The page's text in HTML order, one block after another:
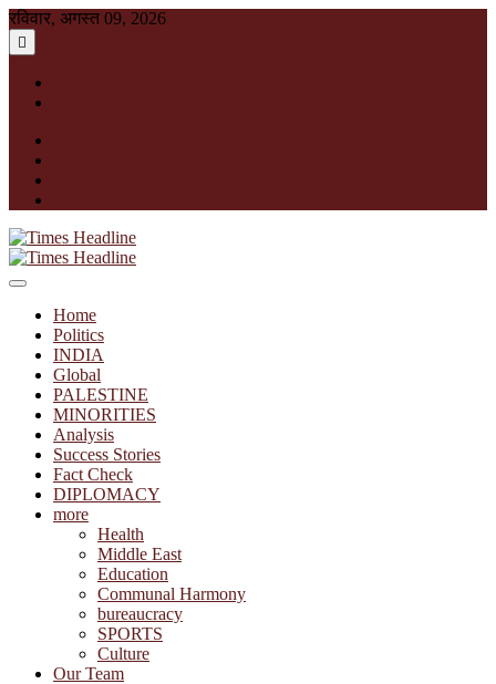
Skip
to
content
रविवार, अगस्त 09, 2026
Times Headline
Home
Politics
INDIA
Global
PALESTINE
MINORITIES
Analysis
Success Stories
Fact Check
DIPLOMACY
more
Health
Middle East
Education
Communal Harmony
bureaucracy
SPORTS
Culture
Our Team